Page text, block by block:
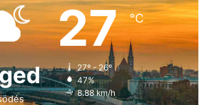
27℃
27º - 26º
47%
8.88 km/h